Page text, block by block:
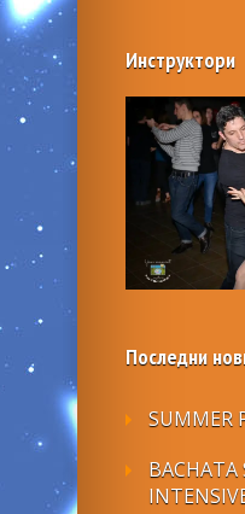
Инструктори
Последни
SUMMER
BACHATA